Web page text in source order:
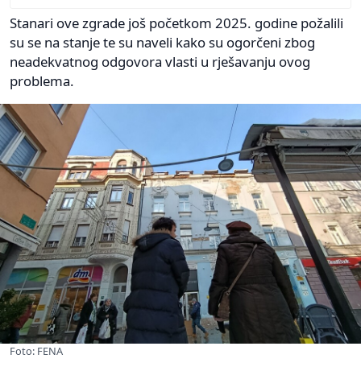
Stanari ove zgrade još početkom 2025. godine požalili
su se na stanje te su naveli kako su ogorčeni zbog
neadekvatnog odgovora vlasti u rješavanju ovog
problema.
Foto: FENA